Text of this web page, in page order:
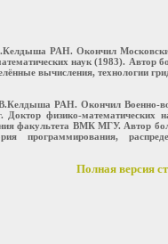
РАН. Окончил
наук (1983). Автор
вычисления, технологии
РАН. Окончил Военно-
физико-математических
факультета ВМК МГУ. Автор
программирования,
Полная версия